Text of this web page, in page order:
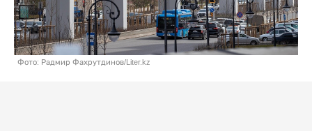
Фото: Радмир Фахрутдинов/Liter.kz